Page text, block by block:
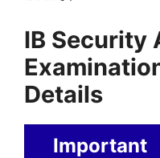
IB Security
Details
Important